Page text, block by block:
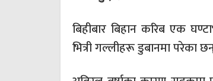
बिहीबार बिहान करिब एक
भित्री गल्लीहरू डुबानमा परेका